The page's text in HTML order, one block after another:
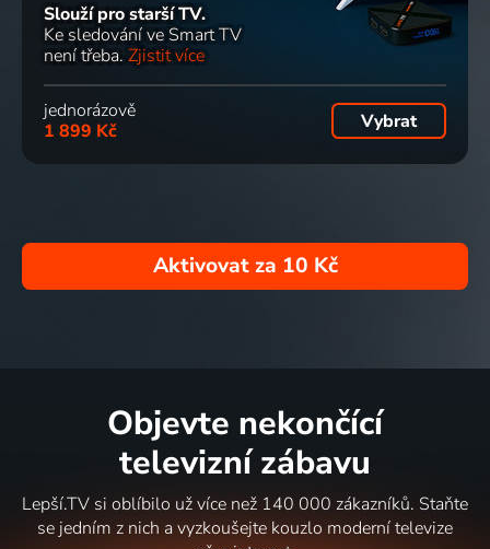
Slouží pro starší TV.
Ke sledování ve Smart TV
není třeba. Zjistit více
jednorázově
1 899 Kč
Vybrat
Aktivovat za 10 Kč
Objevte nekončící
televizní zábavu
Lepší.TV si oblíbilo už více než 140 000 zákazníků. Staňte
se jedním z nich a vyzkoušejte kouzlo moderní televize